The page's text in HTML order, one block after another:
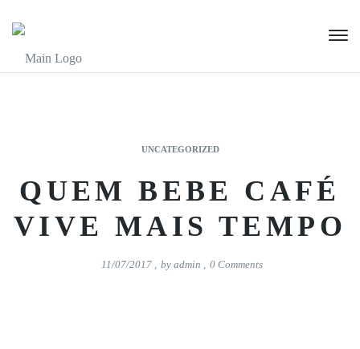
UNCATEGORIZED
QUEM BEBE CAFÉ
VIVE MAIS TEMPO
11/07/2017 , by admin , 0 Comments